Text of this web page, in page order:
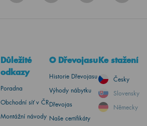
Důležité
odkazy
Poradna
Obchodní síť v ČR
Montážní návody
O Dřevojasu
Historie Dřevojasu
Výhody nábytku
Dřevojas
Naše certifikáty
Ke stažení
Česky
Slovensky
Německy